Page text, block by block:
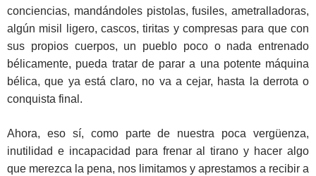
conciencias, mandándoles pistolas, fusiles, ametralladoras,
algún misil ligero, cascos, tiritas y compresas para que con
sus propios cuerpos, un pueblo poco o nada entrenado
bélicamente, pueda tratar de parar a una potente máquina
bélica, que ya está claro, no va a cejar, hasta la derrota o
conquista final.
Ahora, eso sí, como parte de nuestra poca vergüenza,
inutilidad e incapacidad para frenar al tirano y hacer algo
que merezca la pena, nos limitamos y aprestamos a recibir a